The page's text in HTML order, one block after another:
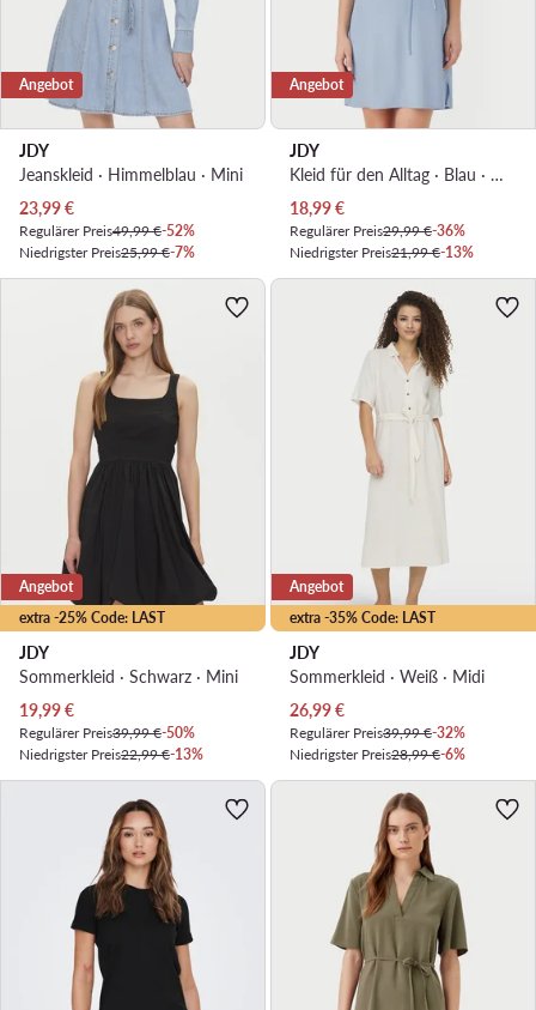
Angebot
JDY
Jeanskleid · Himmelblau · Mini
Aktueller Preis
23,99€
Regulärer Preis49,99 €-52%
Niedrigster Preis25,99 €-7%
Angebot
JDY
Kleid für den Alltag · Blau · Mini
Aktueller Preis
18,99€
Regulärer Preis29,99 €-36%
Niedrigster Preis21,99 €-13%
extra -25% Code: LAST
Angebot
JDY
Sommerkleid · Schwarz · Mini
Aktueller Preis
19,99€
Regulärer Preis39,99 €-50%
Niedrigster Preis22,99 €-13%
extra -35% Code: LAST
Angebot
JDY
Sommerkleid · Weiß · Midi
Aktueller Preis
26,99€
Regulärer Preis39,99 €-32%
Niedrigster Preis28,99 €-6%